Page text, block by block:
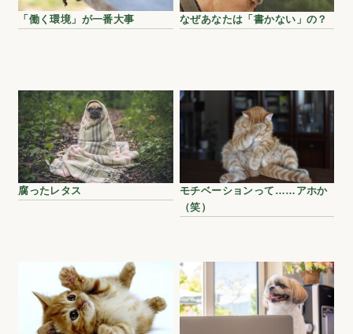
「働く環境」が一番大事 なぜあなたは「書かない」の？
腐ったレタス
モチベーションって……アホか
（笑）